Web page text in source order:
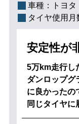
車種：
トヨ
タイヤ使用月
安定性が
5万km走行し
ダンロップグ
に良かったの
同じタイヤに